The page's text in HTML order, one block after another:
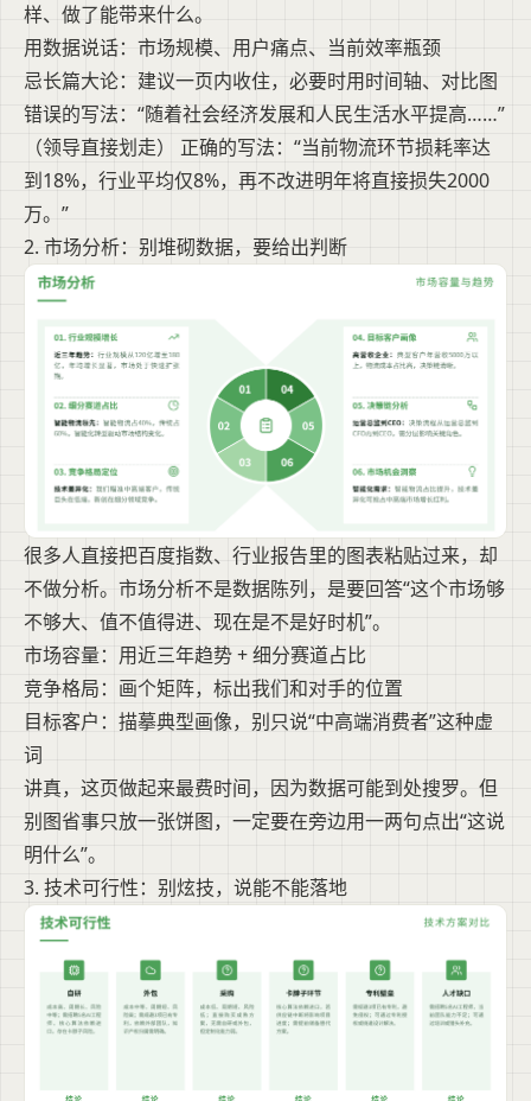
样、做了能带来什么。
用数据说话：市场规模、用户痛点、当前效率瓶颈
忌长篇大论：建议一页内收住，必要时用时间轴、对比图
错误的写法：“随着社会经济发展和人民生活水平提高……”
（领导直接划走） 正确的写法：“当前物流环节损耗率达
到18%，行业平均仅8%，再不改进明年将直接损失2000
万。”
2. 市场分析：别堆砌数据，要给出判断
很多人直接把百度指数、行业报告里的图表粘贴过来，却
不做分析。市场分析不是数据陈列，是要回答“这个市场够
不够大、值不值得进、现在是不是好时机”。
市场容量：用近三年趋势 + 细分赛道占比
竞争格局：画个矩阵，标出我们和对手的位置
目标客户：描摹典型画像，别只说“中高端消费者”这种虚
词
讲真，这页做起来最费时间，因为数据可能到处搜罗。但
别图省事只放一张饼图，一定要在旁边用一两句点出“这说
明什么”。
3. 技术可行性：别炫技，说能不能落地